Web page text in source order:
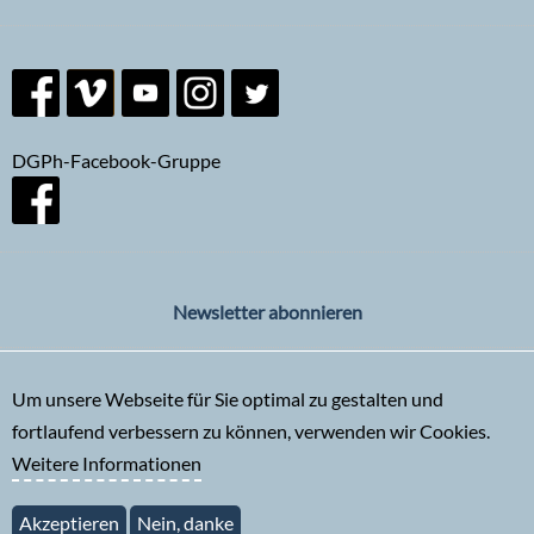
DGPh-Facebook-Gruppe
Newsletter abonnieren
Um unsere Webseite für Sie optimal zu gestalten und
fortlaufend verbessern zu können, verwenden wir Cookies.
Weitere Informationen
Akzeptieren Nein, danke